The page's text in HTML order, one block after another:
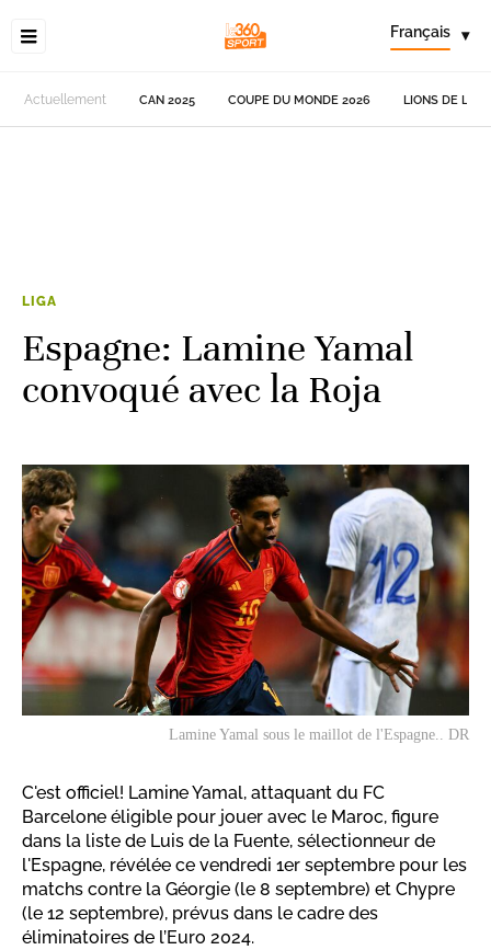
Français ▾
Actuellement CAN 2025 COUPE DU MONDE 2026 LIONS DE
LIGA
Espagne: Lamine Yamal
convoqué avec la Roja
Lamine Yamal sous le maillot de l'Espagne.. DR
C'est officiel! Lamine Yamal, attaquant du FC
Barcelone éligible pour jouer avec le Maroc, figure
dans la liste de Luis de la Fuente, sélectionneur de
l'Espagne, révélée ce vendredi 1er septembre pour les
matchs contre la Géorgie (le 8 septembre) et Chypre
(le 12 septembre), prévus dans le cadre des
éliminatoires de l’Euro 2024.